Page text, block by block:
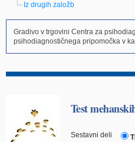
Iz drugih založb
Gradivo v trgovini Centra za
psihodiagnostičnega pripomočka v
Test
Sestavni deli